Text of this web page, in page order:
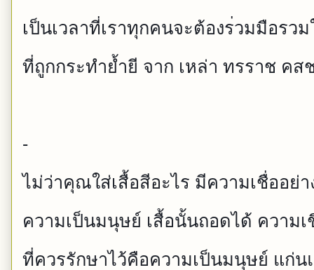
เป็นเวลาที่เราทุกคนจะต้องรวมมือรวม
ที่ถูกกระทำย้ำยี จาก เหล่า ทรราช ค
-
ไม่ว่าคุณใส่เสื้อสีอะไร มีความเชื่ออย่
ความเป็นมนุษย์ เสื้อนั้นถอดได้ ความเ
ที่ควรรักษาไว้คือความเป็นมนุษย์ แก่